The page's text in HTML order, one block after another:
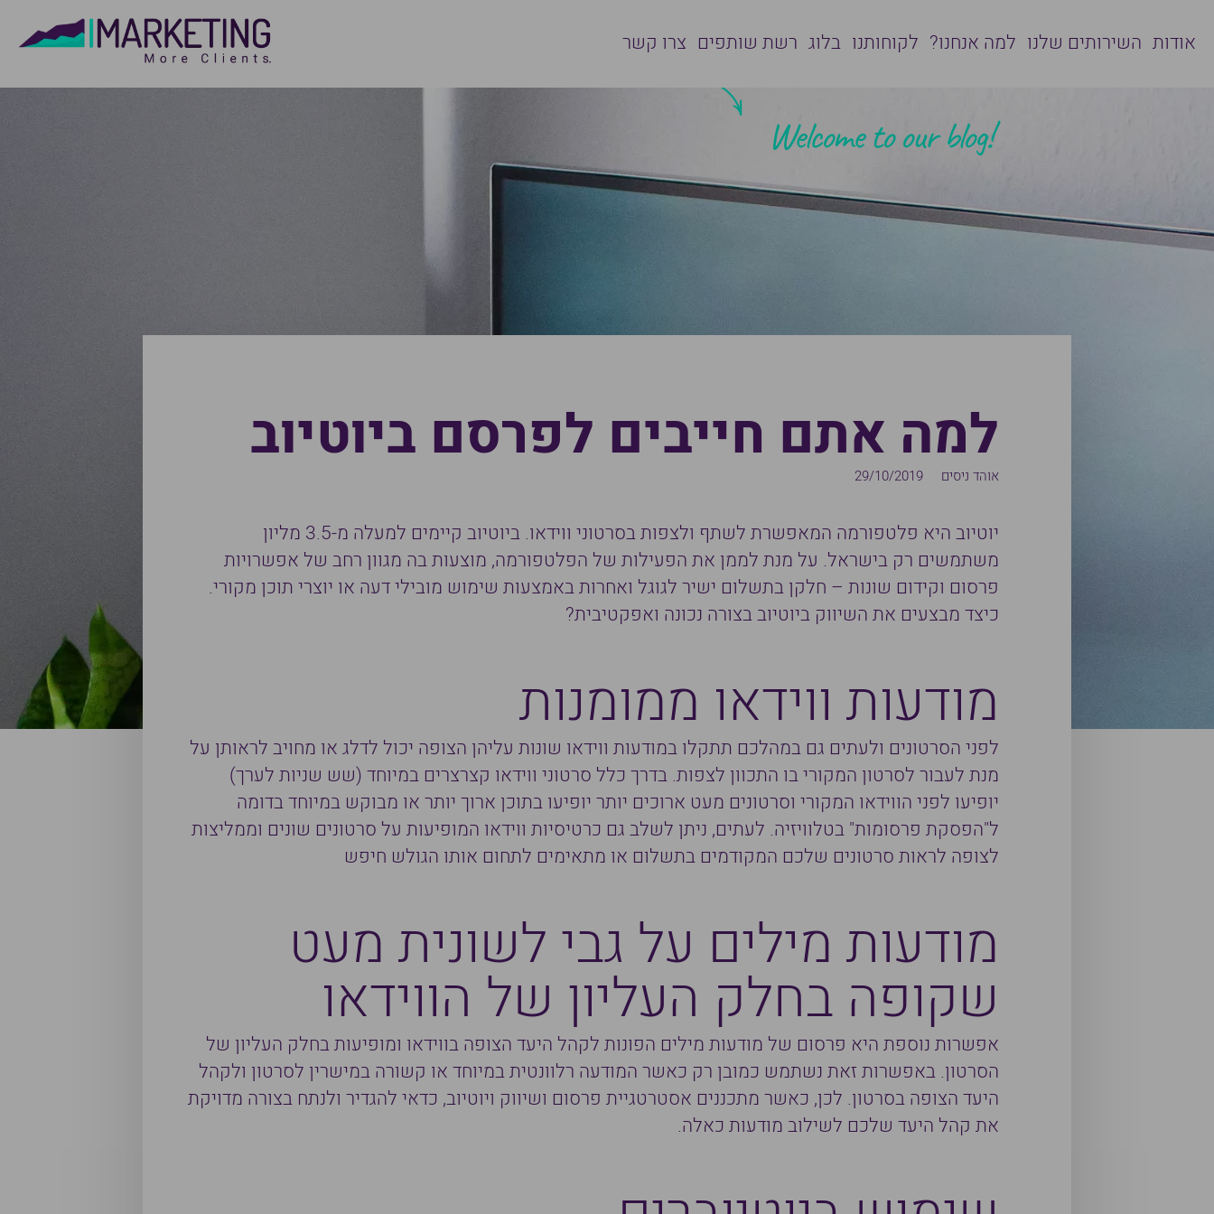
אודות השירותים שלנו למה אנחנו? לקוחותנו בלוג רשת שותפים צרו קשר
!Welcome to our blog
למה אתם חייבים לפרסם ביוטיוב
אוהד ניסים 29/10/2019
יוטיוב היא פלטפורמה המאפשרת לשתף ולצפות בסרטוני ווידאו. ביוטיוב קיימים למעלה מ-3.5 מליון
משתמשים רק בישראל. על מנת לממן את הפעילות של הפלטפורמה, מוצעות בה מגוון רחב של אפשרויות
פרסום וקידום שונות – חלקן בתשלום ישיר לגוגל ואחרות באמצעות שימוש מובילי דעה או יוצרי תוכן מקורי.
כיצד מבצעים את השיווק ביוטיוב בצורה נכונה ואפקטיבית?
מודעות ווידאו ממומנות
לפני הסרטונים ולעתים גם במהלכם תתקלו במודעות ווידאו שונות עליהן הצופה יכול לדלג או מחויב לראותן על
מנת לעבור לסרטון המקורי בו התכוון לצפות. בדרך כלל סרטוני ווידאו קצרצרים במיוחד (שש שניות לערך)
יופיעו לפני הווידאו המקורי וסרטונים מעט ארוכים יותר יופיעו בתוכן ארוך יותר או מבוקש במיוחד בדומה
ל"הפסקת פרסומות" בטלוויזיה. לעתים, ניתן לשלב גם כרטיסיות ווידאו המופיעות על סרטונים שונים וממליצות
לצופה לראות סרטונים שלכם המקודמים בתשלום או מתאימים לתחום אותו הגולש חיפש
מודעות מילים על גבי לשונית מעט
שקופה בחלק העליון של הווידאו
אפשרות נוספת היא פרסום של מודעות מילים הפונות לקהל היעד הצופה בווידאו ומופיעות בחלק העליון של
הסרטון. באפשרות זאת נשתמש כמובן רק כאשר המודעה רלוונטית במיוחד או קשורה במישרין לסרטון ולקהל
היעד הצופה בסרטון. לכן, כאשר מתכננים אסטרטגיית פרסום ושיווק ויוטיוב, כדאי להגדיר ולנתח בצורה מדויקת
את קהל היעד שלכם לשילוב מודעות כאלה.